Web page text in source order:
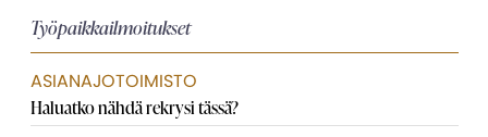
Työpaikkailmoitukset
ASIANAJOTOIMISTO
Haluatko nähdä rekrysi tässä?